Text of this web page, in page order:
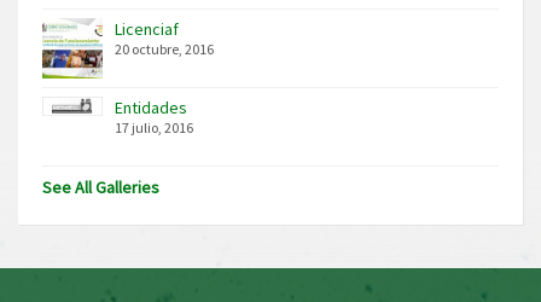
Licenciaf
20 octubre, 2016
Entidades
17 julio, 2016
See All Galleries